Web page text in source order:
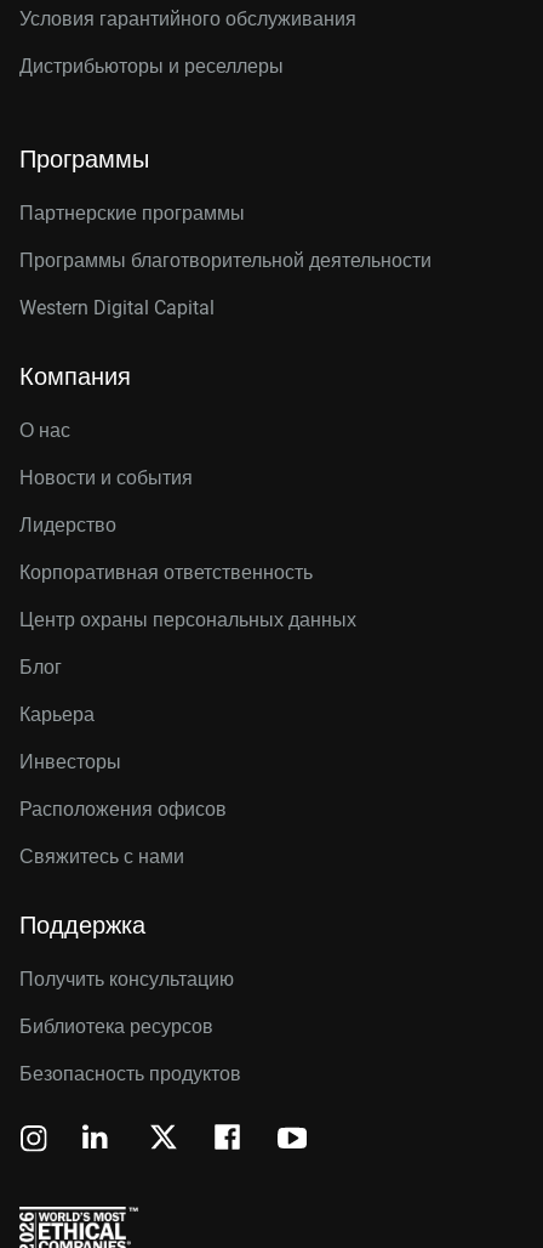
Условия гарантийного обслуживания
Дистрибьюторы и реселлеры
Программы
Партнерские программы
Программы благотворительной деятельности
Western Digital Capital
Компания
О нас
Новости и события
Лидерство
Корпоративная ответственность
Центр охраны персональных данных
Блог
Карьера
Инвесторы
Расположения офисов
Свяжитесь с нами
Поддержка
Получить консультацию
Библиотека ресурсов
Безопасность продуктов